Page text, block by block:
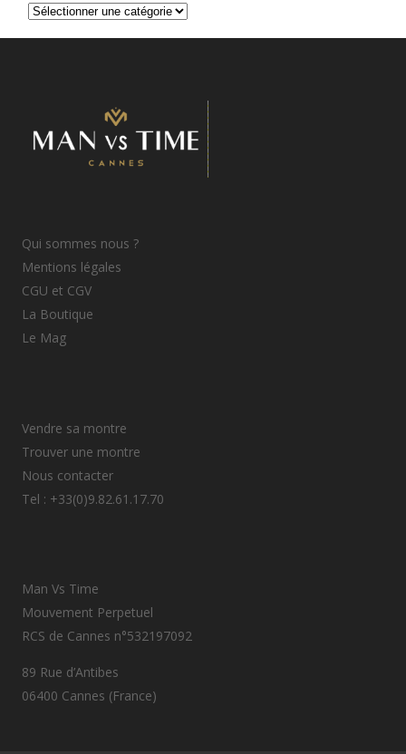
Catégories
Qui sommes nous ?
Mentions légales
CGU et CGV
La Boutique
Le Mag
Vendre sa montre
Trouver une montre
Nous contacter
Tel : +33(0)9.82.61.17.70
Man Vs Time
Mouvement Perpetuel
RCS de Cannes n°532197092
89 Rue d’Antibes
06400 Cannes (France)